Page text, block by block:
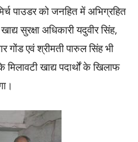
पाउडर को जनहित में अभिग्रहित
सुरक्षा अधिकारी यदुवीर सिंह,
गोंड एवं श्रीमती पारुल सिंह भी
खाद्य पदार्थों के खिलाफ